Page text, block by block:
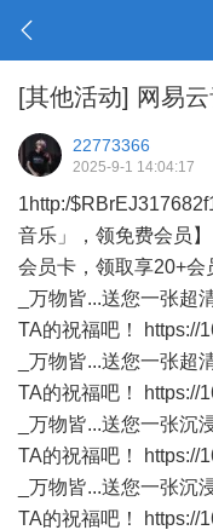
[其他活动] 网易
22773366
2025-9-1 14:04:17
1http:/
音乐」，领免费会员
会员卡，领取享20+会
_万物皆...送您一张
TA的祝福吧！ https://
_万物皆...送您一张
TA的祝福吧！ https://
_万物皆...送您一张
TA的祝福吧！ https://
_万物皆...送您一张
TA的祝福吧！ https://